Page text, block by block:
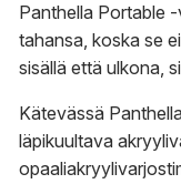
Panthella Portable
tahansa, koska se
sisällä että ulkona,
Kätevässä
läpikuultava